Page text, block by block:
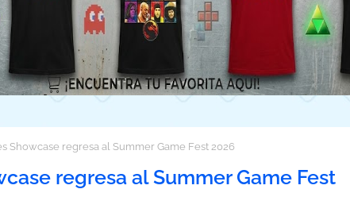
Showcase regresa al Summer Game Fest 2026
regresa al Summer Game Fest